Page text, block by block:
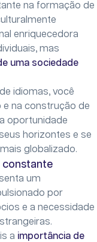
na formação de
enriquecedora
mas
uma sociedade
idiomas, você
e na construção de
oportunidade
horizontes e se
globalizado.
constante
um
por
e a necessidade
a importância de